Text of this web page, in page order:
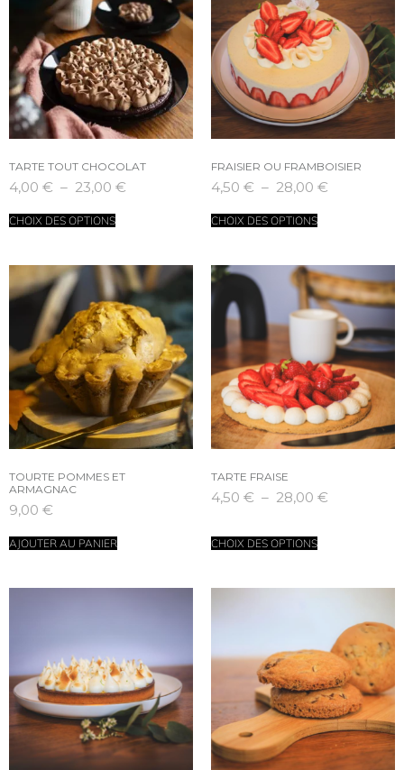
TARTE TOUT CHOCOLAT
4,00 € – 23,00 €
CHOIX DES OPTIONS
FRAISIER OU FRAMBOISIER
4,50 € – 28,00 €
CHOIX DES OPTIONS
TOURTE POMMES ET
ARMAGNAC
9,00 €
AJOUTER AU PANIER
TARTE FRAISE
4,50 € – 28,00 €
CHOIX DES OPTIONS